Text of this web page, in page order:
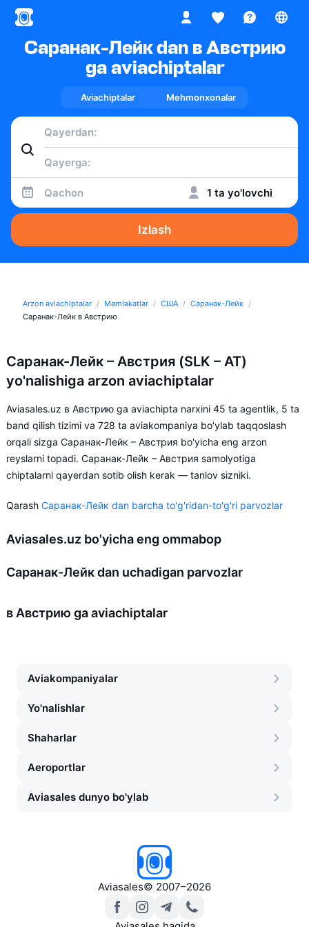
Саранак-Лейк dan в Австрию
ga aviachiptalar
Aviachiptalar Mehmonxonalar
Qachon 1 ta yo'lovchi
Izlash
Arzon aviachiptalar Mamlakatlar США
Саранак-Лейк
Саранак-Лейк в Австрию
Саранак-Лейк – Австрия (SLK – AT)
yo'nalishiga arzon aviachiptalar
Aviasales.uz в Австрию ga aviachipta narxini 45 ta agentlik, 5 ta
band qilish tizimi va 728 ta aviakompaniya bo'ylab taqqoslash
orqali sizga Саранак-Лейк – Австрия bo'yicha eng arzon
reyslarni topadi. Саранак-Лейк – Австрия samolyotiga
chiptalarni qayerdan sotib olish kerak — tanlov sizniki.
Qarash Саранак-Лейк dan barcha to'g'ridan-to'g'ri parvozlar
Aviasales.uz bo'yicha eng ommabop
Саранак-Лейк dan uchadigan parvozlar
в Австрию ga aviachiptalar
Aviakompaniyalar
Yo'nalishlar
Shaharlar
Aeroportlar
Aviasales dunyo bo'ylab
Aviasales© 2007–2026